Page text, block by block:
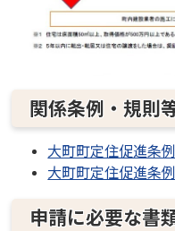
関係条例・規則
大町町定住促進条
大町町定住促進条
申請に必要な書